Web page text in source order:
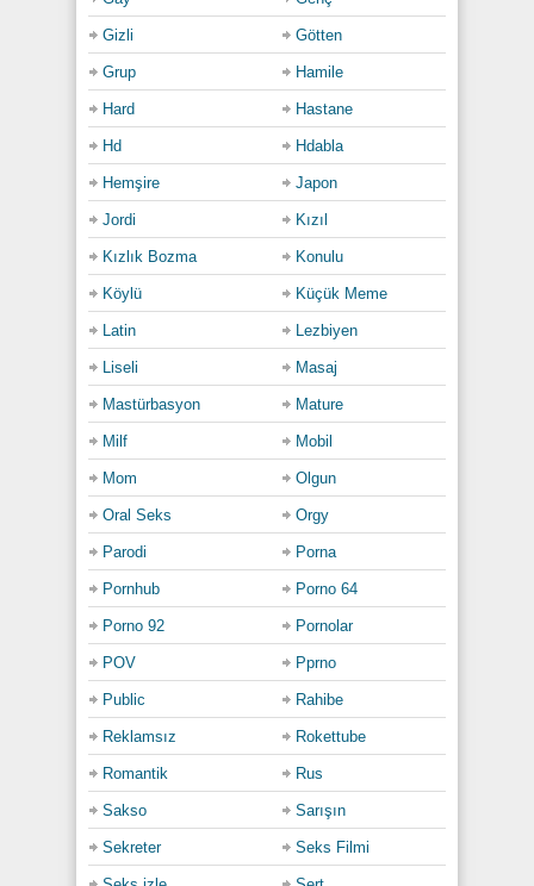
Gizli Götten
Grup Hamile
Hard Hastane
Hd Hdabla
Hemşire Japon
Jordi Kızıl
Kızlık Bozma Konulu
Köylü Küçük Meme
Latin Lezbiyen
Liseli Masaj
Mastürbasyon Mature
Milf Mobil
Mom Olgun
Oral Seks Orgy
Parodi Porna
Pornhub Porno 64
Porno 92 Pornolar
POV Pprno
Public Rahibe
Reklamsız Rokettube
Romantik Rus
Sakso Sarışın
Sekreter Seks Filmi